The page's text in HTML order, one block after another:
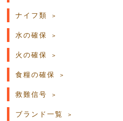
ナイフ類
水の確保
火の確保
食糧の確保
救難信号
ブランド一覧